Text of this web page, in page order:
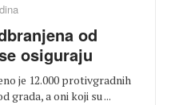
od
osiguraju
je 12.000 protivgradnih
grada, a oni koji su ...